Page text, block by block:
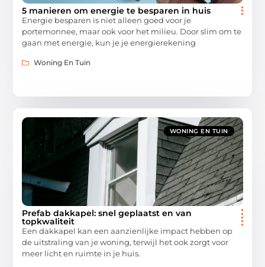
5 manieren om energie te besparen in huis
Energie besparen is niet alleen goed voor je
portemonnee, maar ook voor het milieu. Door slim om te
gaan met energie, kun je je energierekening
Woning En Tuin
WONING EN TUIN
Prefab dakkapel: snel geplaatst en van
topkwaliteit
Een dakkapel kan een aanzienlijke impact hebben op
de uitstraling van je woning, terwijl het ook zorgt voor
meer licht en ruimte in je huis.